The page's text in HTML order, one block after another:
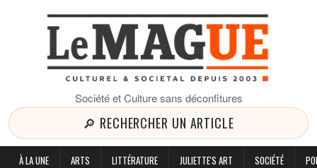
Société et Culture sans déconfitures
🔎 RECHERCHER UN ARTICLE
À LA UNE ARTS LITTÉRATURE JULIETTE'S ART SOCIÉTÉ